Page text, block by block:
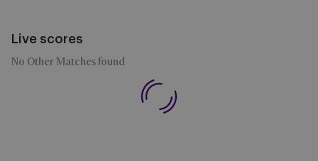
Live scores
No Other Matches found